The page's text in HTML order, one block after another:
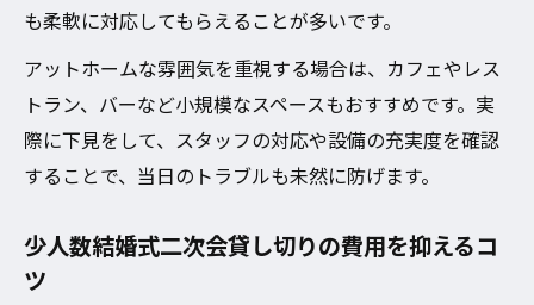
も柔軟に対応してもらえることが多いです。
アットホームな雰囲気を重視する場合は、カフェやレス
トラン、バーなど小規模なスペースもおすすめです。実
際に下見をして、スタッフの対応や設備の充実度を確認
することで、当日のトラブルも未然に防げます。
少人数結婚式二次会貸し切りの費用を抑えるコ
ツ